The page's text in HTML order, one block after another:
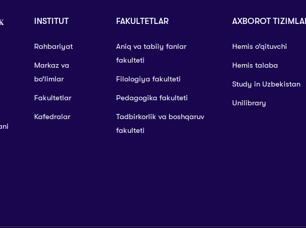
INSTITUT
Rahbariyat
Markaz va
bo’limlar
Fakultetlar
Kafedralar
FAKULTETLAR
Aniq va tabiiy fanlar
fakulteti
Filologiya fakulteti
Pedagogika fakulteti
Tadbirkorlik va boshqaruv
fakulteti
AXBOROT
Hemis o’qituvchi
Hemis talaba
Study in Uzbekistan
Unilibrary